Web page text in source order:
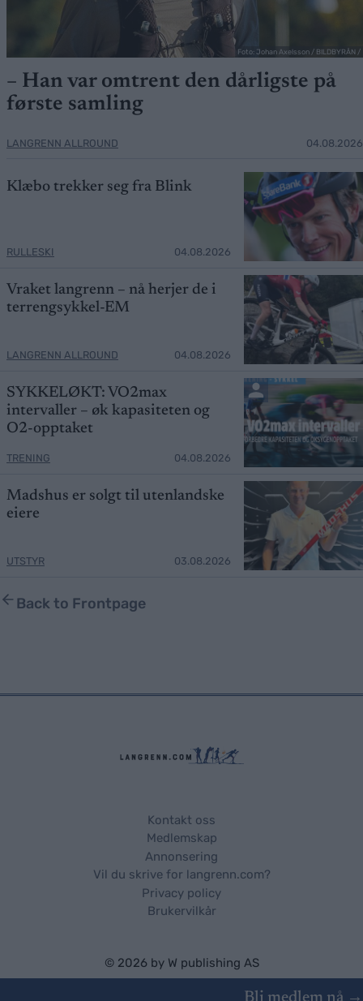
Bli medlem nå →
Foto: Johan Axelsson / BILDBYRÅN /
– Han var omtrent den dårligste på
første samling
LANGRENN ALLROUND 04.08.2026
Klæbo trekker seg fra Blink
RULLESKI 04.08.2026
Vraket langrenn – nå herjer de i
terrengsykkel-EM
LANGRENN ALLROUND 04.08.2026
SYKKELØKT: VO2max
intervaller – øk kapasiteten og
O2-opptaket
TRENING 04.08.2026
Madshus er solgt til utenlandske
eiere
UTSTYR 03.08.2026
Back to Frontpage
Kontakt oss
Medlemskap
Annonsering
Vil du skrive for langrenn.com?
Privacy policy
Brukervilkår
© 2026 by W publishing AS